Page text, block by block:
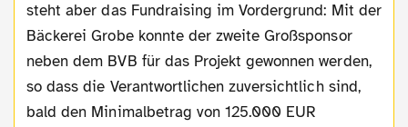
steht aber das Fundraising im Vordergrund: Mit der
Bäckerei Grobe konnte der zweite Großsponsor
neben dem BVB für das Projekt gewonnen werden,
so dass die Verantwortlichen zuversichtlich sind,
bald den Minimalbetrag von 125.000 EUR